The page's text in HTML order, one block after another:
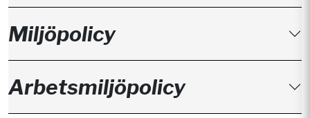
Miljöpolicy
Arbetsmiljöpolicy